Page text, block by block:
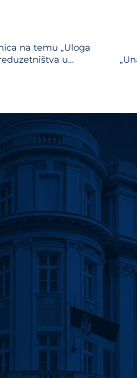
na temu „Uloga
u